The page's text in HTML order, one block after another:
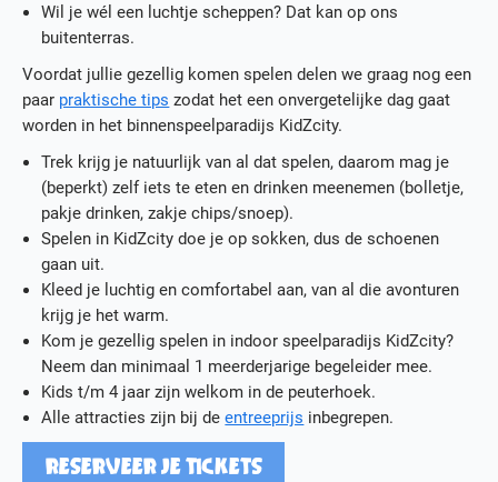
Wil je wél een luchtje scheppen? Dat kan op ons
buitenterras.
Voordat jullie gezellig komen spelen delen we graag nog een
paar praktische tips zodat het een onvergetelijke dag gaat
worden in het binnenspeelparadijs KidZcity.
Trek krijg je natuurlijk van al dat spelen, daarom mag je
(beperkt) zelf iets te eten en drinken meenemen (bolletje,
pakje drinken, zakje chips/snoep).
Spelen in KidZcity doe je op sokken, dus de schoenen
gaan uit.
Kleed je luchtig en comfortabel aan, van al die avonturen
krijg je het warm.
Kom je gezellig spelen in indoor speelparadijs KidZcity?
Neem dan minimaal 1 meerderjarige begeleider mee.
Kids t/m 4 jaar zijn welkom in de peuterhoek.
Alle attracties zijn bij deentreeprijs inbegrepen.
RESERVEER JE TICKETS